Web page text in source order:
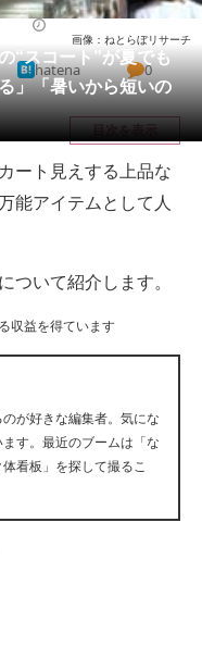
チ
“スコート”が夏でも
」「暑いから短いの
画像：ねとらぼリサーチ
hatena 0
目次を表示
ート見えする上品な
能アイテムとして人
いて紹介します。
収益を得ています
が好きな編集者。気にな
す。最近のブームは「な
看板」を探して撮るこ